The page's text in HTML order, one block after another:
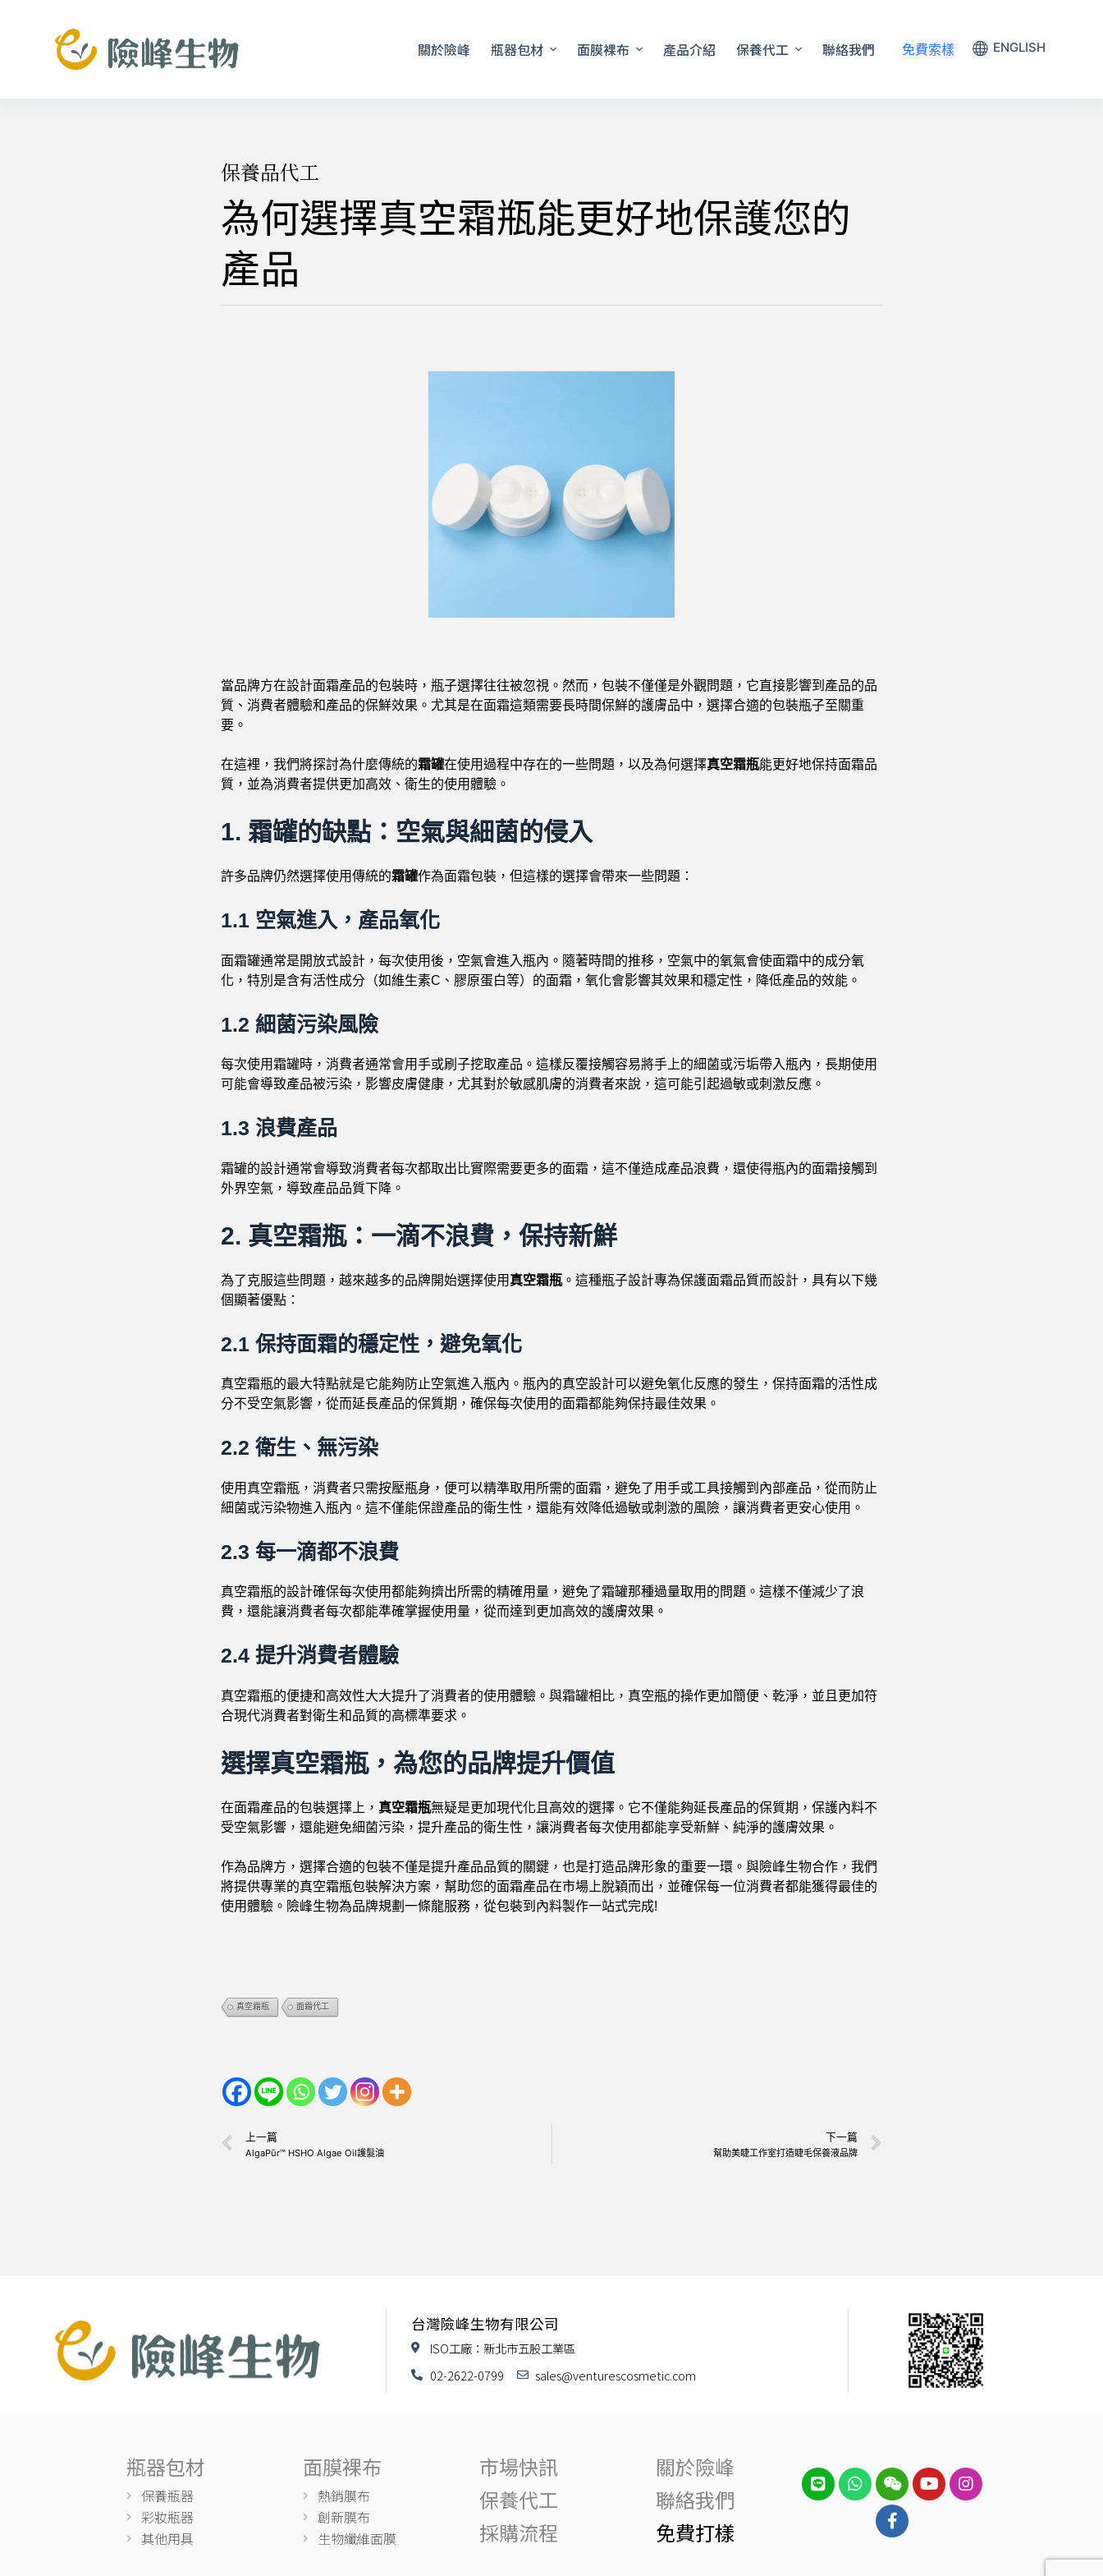
關於險峰 瓶器包材 面膜裸布 產品介紹 保養代工 聯絡我們 免費索樣 ENGLISH
保養品代工
為何選擇真空霜瓶能更好地保護您的
產品
當品牌方在設計面霜產品的包裝時，瓶子選擇往往被忽視。然而，包裝不僅僅是外觀問題，它直接影響到產品的品
質、消費者體驗和產品的保鮮效果。尤其是在面霜這類需要長時間保鮮的護膚品中，選擇合適的包裝瓶子至關重
要。
在這裡，我們將探討為什麼傳統的霜罐在使用過程中存在的一些問題，以及為何選擇真空霜瓶能更好地保持面霜品
質，並為消費者提供更加高效、衛生的使用體驗。
1. 霜罐的缺點：空氣與細菌的侵入
許多品牌仍然選擇使用傳統的霜罐作為面霜包裝，但這樣的選擇會帶來一些問題：
1.1 空氣進入，產品氧化
面霜罐通常是開放式設計，每次使用後，空氣會進入瓶內。隨著時間的推移，空氣中的氧氣會使面霜中的成分氧
化，特別是含有活性成分（如維生素C、膠原蛋白等）的面霜，氧化會影響其效果和穩定性，降低產品的效能。
1.2 細菌污染風險
每次使用霜罐時，消費者通常會用手或刷子挖取產品。這樣反覆接觸容易將手上的細菌或污垢帶入瓶內，長期使用
可能會導致產品被污染，影響皮膚健康，尤其對於敏感肌膚的消費者來說，這可能引起過敏或刺激反應。
1.3 浪費產品
霜罐的設計通常會導致消費者每次都取出比實際需要更多的面霜，這不僅造成產品浪費，還使得瓶內的面霜接觸到
外界空氣，導致產品品質下降。
2. 真空霜瓶：一滴不浪費，保持新鮮
為了克服這些問題，越來越多的品牌開始選擇使用 真空霜瓶。這種瓶子設計專為保護面霜品質而設計，具有以下幾
個顯著優點：
2.1 保持面霜的穩定性，避免氧化
真空霜瓶的最大特點就是它能夠防止空氣進入瓶內。瓶內的真空設計可以避免氧化反應的發生，保持面霜的活性成
分不受空氣影響，從而延長產品的保質期，確保每次使用的面霜都能夠保持最佳效果。
2.2 衛生、無污染
使用真空霜瓶，消費者只需按壓瓶身，便可以精準取用所需的面霜，避免了用手或工具接觸到內部產品，從而防止
細菌或污染物進入瓶內。這不僅能保證產品的衛生性，還能有效降低過敏或刺激的風險，讓消費者更安心使用。
2.3 每一滴都不浪費
真空霜瓶的設計確保每次使用都能夠擠出所需的精確用量，避免了霜罐那種過量取用的問題。這樣不僅減少了浪
費，還能讓消費者每次都能準確掌握使用量，從而達到更加高效的護膚效果。
2.4 提升消費者體驗
真空霜瓶的便捷和高效性大大提升了消費者的使用體驗。與霜罐相比，真空瓶的操作更加簡便、乾淨，並且更加符
合現代消費者對衛生和品質的高標準要求。
選擇真空霜瓶，為您的品牌提升價值
在面霜產品的包裝選擇上， 真空霜瓶無疑是更加現代化且高效的選擇。它不僅能夠延長產品的保質期，保護內料不
受空氣影響，還能避免細菌污染，提升產品的衛生性，讓消費者每次使用都能享受新鮮、純淨的護膚效果。
作為品牌方，選擇合適的包裝不僅是提升產品品質的關鍵，也是打造品牌形象的重要一環。與險峰生物合作，我們
將提供專業的真空霜瓶包裝解決方案，幫助您的面霜產品在市場上脫穎而出，並確保每一位消費者都能獲得最佳的
使用體驗。險峰生物為品牌規劃一條龍服務，從包裝到內料製作一站式完成!
真空霜瓶 面霜代工
上一篇
AlgaPūr™ HSHO Algae Oil護髮油
下一篇
幫助美睫工作室打造睫毛保養液品牌
台灣險峰生物有限公司
ISO工廠：新北市五股工業區
02-2622-0799
sales@venturescosmetic.com
瓶器包材
保養瓶器
彩妝瓶器
其他用具
面膜裸布
熱銷膜布
創新膜布
生物纖維面膜
市場快訊
保養代工
採購流程
關於險峰
聯絡我們
免費打樣